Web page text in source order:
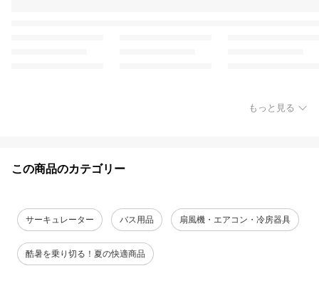
もっと見る
この商品のカテゴリー
サーキュレーター バス用品 扇風機・エアコン・冷房器具
酷暑を乗り切る！夏の快適商品